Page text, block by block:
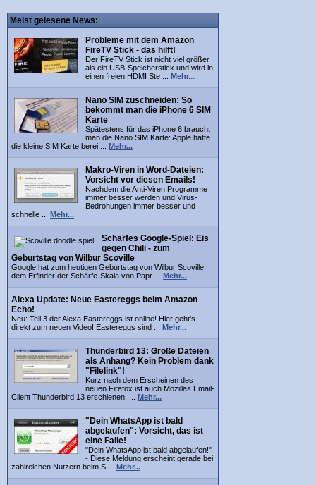
Meist gelesene News:
Probleme mit dem Amazon
FireTV Stick - das hilft!
Der FireTV Stick ist nicht viel größer
als ein USB-Speicherstick und wird in
einen freien HDMI Ste ... Mehr...
Nano SIM zuschneiden: So
bekommt man die iPhone 6 SIM
Karte
Spätestens für das iPhone 6 braucht
man die Nano SIM Karte: Apple hatte
die kleine SIM Karte berei ... Mehr...
Makro-Viren in Word-Dateien:
Vorsicht vor diesen Emails!
Nachdem die Anti-Viren Programme
immer besser werden und Virus-
Bedrohungen immer besser und
schnelle ... Mehr...
Scharfes Google-Spiel: Eis
gegen Chili - zum
Geburtstag von Wilbur Scoville
Google hat zum heutigen Geburtstag von Wilbur Scoville,
dem Erfinder der Schärfe-Skala von Papr ... Mehr...
Alexa Update: Neue Eastereggs beim Amazon
Echo!
Neu: Teil 3 der Alexa Eastereggs ist online! Hier geht's
direkt zum neuen Video! Eastereggs sind ... Mehr...
Thunderbird 13: Große Dateien
als Anhang? Kein Problem dank
"Filelink"!
Kurz nach dem Erscheinen des
neuen Firefox ist auch Mozillas Email-
Client Thunderbird 13 erschienen. ... Mehr...
"Dein WhatsApp ist bald
abgelaufen": Vorsicht, das ist
eine Falle!
"Dein WhatsApp ist bald abgelaufen!"
- Diese Meldung erscheint gerade bei
zahlreichen Nutzern beim S ... Mehr...